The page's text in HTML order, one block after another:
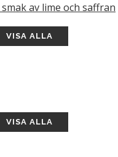
av lime och saffran
VISA ALLA
VISA ALLA